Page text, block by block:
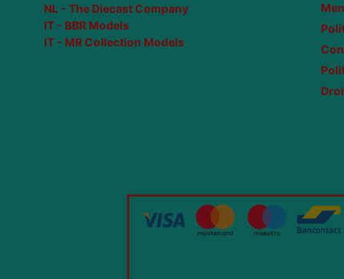
NL - The Diecast Company
IT - BBR Models
IT - MR Collection Models